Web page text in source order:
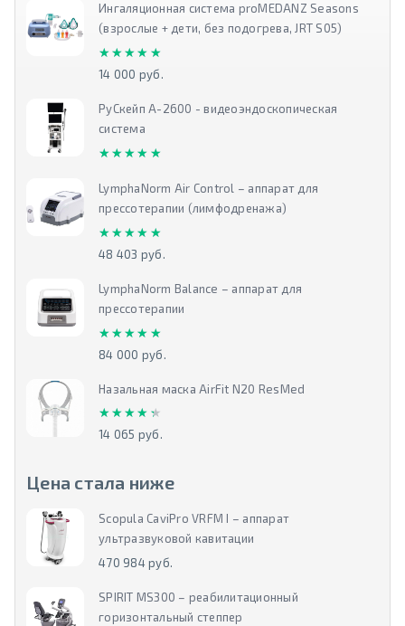
Ингаляционная система proMEDANZ Seasons
(взрослые + дети, без подогрева, JRT S05)
★★★★★
★★★★★
14 000 руб.
РуСкейп А-2600 - видеоэндоскопическая
система
★★★★★
★★★★★
LymphaNorm Air Control – аппарат для
прессотерапии (лимфодренажа)
★★★★★
★★★★★
48 403 руб.
LymphaNorm Balance – аппарат для
прессотерапии
★★★★★
★★★★★
84 000 руб.
Назальная маска AirFit N20 ResMed
★★★★★
★★★★★
14 065 руб.
Цена стала ниже
Scopula CaviPro VRFM I – аппарат
ультразвуковой кавитации
470 984 руб.
SPIRIT MS300 – реабилитационный
горизонтальный степпер